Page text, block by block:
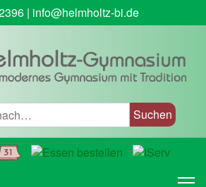
| info@helmholtz-bi.de